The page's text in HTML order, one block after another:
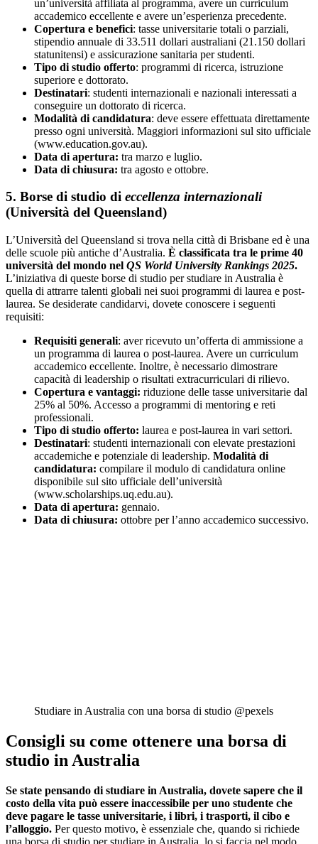
un’università affiliata al programma, avere un curriculum
accademico eccellente e avere un’esperienza precedente.
Copertura e benefici: tasse universitarie totali o parziali,
stipendio annuale di 33.511 dollari australiani (21.150 dollari
statunitensi) e assicurazione sanitaria per studenti.
Tipo di studio offerto: programmi di ricerca, istruzione
superiore e dottorato.
Destinatari: studenti internazionali e nazionali interessati a
conseguire un dottorato di ricerca.
Modalità di candidatura: deve essere effettuata direttamente
presso ogni università. Maggiori informazioni sul sito ufficiale
(www.education.gov.au).
Data di apertura: tra marzo e luglio.
Data di chiusura: tra agosto e ottobre.
5. Borse di studio di eccellenza internazionali
(Università del Queensland)
L’Università del Queensland si trova nella città di Brisbane ed è una
delle scuole più antiche d’Australia. È classificata tra le prime 40
università del mondo nel QS World University Rankings 2025.
L’iniziativa di queste borse di studio per studiare in Australia è
quella di attrarre talenti globali nei suoi programmi di laurea e post-
laurea. Se desiderate candidarvi, dovete conoscere i seguenti
requisiti:
Requisiti generali: aver ricevuto un’offerta di ammissione a
un programma di laurea o post-laurea. Avere un curriculum
accademico eccellente. Inoltre, è necessario dimostrare
capacità di leadership o risultati extracurriculari di rilievo.
Copertura e vantaggi: riduzione delle tasse universitarie dal
25% al 50%. Accesso a programmi di mentoring e reti
professionali.
Tipo di studio offerto: laurea e post-laurea in vari settori.
Destinatari: studenti internazionali con elevate prestazioni
accademiche e potenziale di leadership. Modalità di
candidatura: compilare il modulo di candidatura online
disponibile sul sito ufficiale dell’università
(www.scholarships.uq.edu.au).
Data di apertura: gennaio.
Data di chiusura: ottobre per l’anno accademico successivo.
Studiare in Australia con una borsa di studio @pexels
Consigli su come ottenere una borsa di
studio in Australia
Se state pensando di studiare in Australia, dovete sapere che il
costo della vita può essere inaccessibile per uno studente che
deve pagare le tasse universitarie, i libri, i trasporti, il cibo e
l’alloggio. Per questo motivo, è essenziale che, quando si richiede
una borsa di studio per studiare in Australia, lo si faccia nel modo